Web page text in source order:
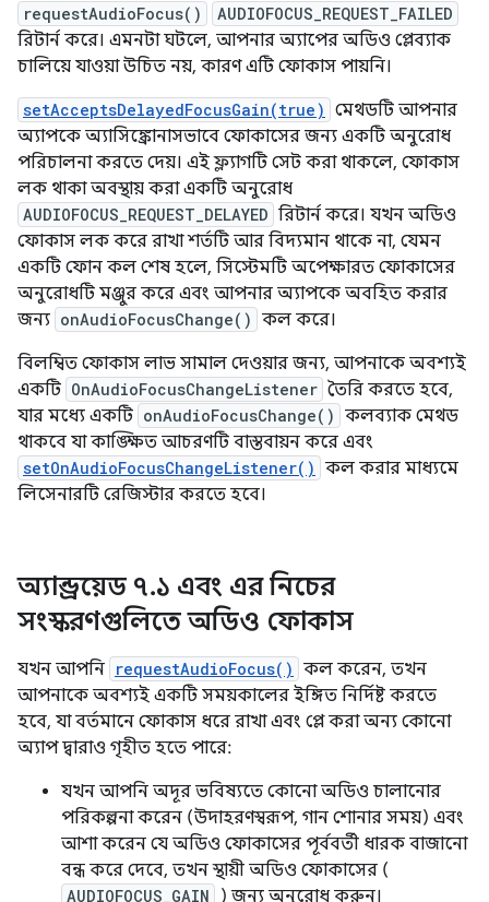
requestAudioFocus() AUDIOFOCUS_REQUEST_FAILED
রিটার্ন করে। এমনটা ঘটলে, আপনার অ্যাপের অডিও প্লেব্যাক
চালিয়ে যাওয়া উচিত নয়, কারণ এটি ফোকাস পায়নি।
setAcceptsDelayedFocusGain(true) মেথডটি আপনার
অ্যাপকে অ্যাসিঙ্ক্রোনাসভাবে ফোকাসের জন্য একটি অনুরোধ
পরিচালনা করতে দেয়। এই ফ্ল্যাগটি সেট করা থাকলে, ফোকাস
লক থাকা অবস্থায় করা একটি অনুরোধ
AUDIOFOCUS_REQUEST_DELAYED রিটার্ন করে। যখন অডিও
ফোকাস লক করে রাখা শর্তটি আর বিদ্যমান থাকে না, যেমন
একটি ফোন কল শেষ হলে, সিস্টেমটি অপেক্ষারত ফোকাসের
অনুরোধটি মঞ্জুর করে এবং আপনার অ্যাপকে অবহিত করার
জন্য onAudioFocusChange() কল করে।
বিলম্বিত ফোকাস লাভ সামাল দেওয়ার জন্য, আপনাকে অবশ্যই
একটি OnAudioFocusChangeListener তৈরি করতে হবে,
যার মধ্যে একটি onAudioFocusChange() কলব্যাক মেথড
থাকবে যা কাঙ্ক্ষিত আচরণটি বাস্তবায়ন করে এবং
setOnAudioFocusChangeListener() কল করার মাধ্যমে
লিসেনারটি রেজিস্টার করতে হবে।
অ্যান্ড্রয়েড ৭.১ এবং এর নিচের
সংস্করণগুলিতে অডিও ফোকাস
যখন আপনি requestAudioFocus() কল করেন, তখন
আপনাকে অবশ্যই একটি সময়কালের ইঙ্গিত নির্দিষ্ট করতে
হবে, যা বর্তমানে ফোকাস ধরে রাখা এবং প্লে করা অন্য কোনো
অ্যাপ দ্বারাও গৃহীত হতে পারে:
যখন আপনি অদূর ভবিষ্যতে কোনো অডিও চালানোর
পরিকল্পনা করেন (উদাহরণস্বরূপ, গান শোনার সময়) এবং
আশা করেন যে অডিও ফোকাসের পূর্ববর্তী ধারক বাজানো
বন্ধ করে দেবে, তখন স্থায়ী অডিও ফোকাসের (
AUDIOFOCUS_GAIN ) জন্য অনুরোধ করুন।